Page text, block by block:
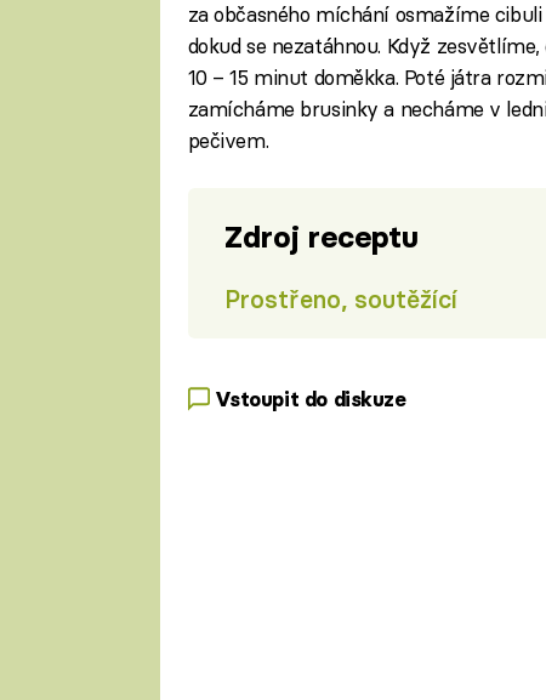
za občasného míchání osmažíme
dokud se nezatáhnou. Když
10 – 15 minut doměkka. Poté játra
zamícháme brusinky a necháme v
pečivem.
Zdroj receptu
Prostřeno, soutěžící
Vstoupit do diskuze